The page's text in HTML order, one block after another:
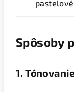
Spôsoby
1.